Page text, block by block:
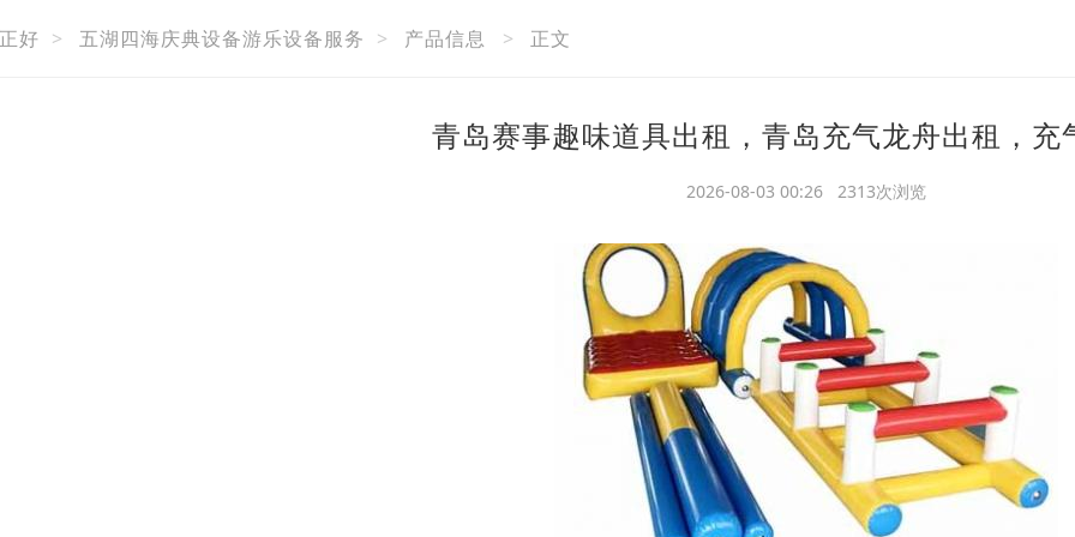
好 > 五湖四海庆典设备游乐设备服务 > 产品信息 > 正文
青岛赛事趣味道具出租，青岛充气龙舟出租，充
2026-08-03 00:26 2313次浏览